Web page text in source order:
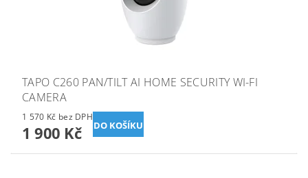
TAPO C260 PAN/TILT AI HOME SECURITY WI-FI
CAMERA
1 570 Kč bez DPH
1 900 Kč